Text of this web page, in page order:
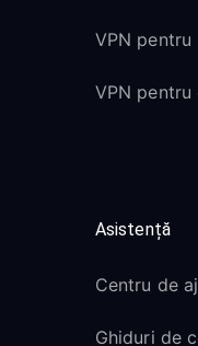
VPN
VPN
Asistență
Centru de
Ghiduri de